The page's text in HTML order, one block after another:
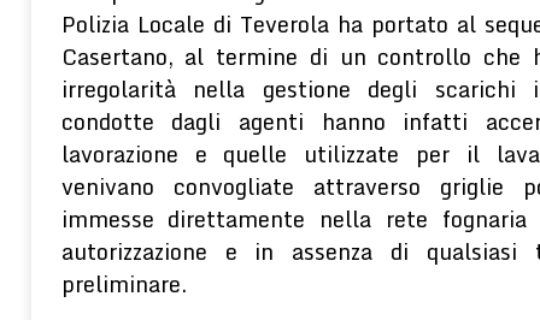
Polizia Locale di Teverola ha portato al
Casertano, al termine di un controllo che
irregolarità nella gestione degli scarichi
condotte dagli agenti hanno infatti
lavorazione e quelle utilizzate per il
venivano convogliate attraverso griglie
immesse direttamente nella rete fognaria
autorizzazione e in assenza di qualsiasi
preliminare.